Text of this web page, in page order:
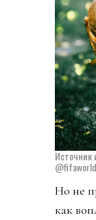
Источник
Но не
как